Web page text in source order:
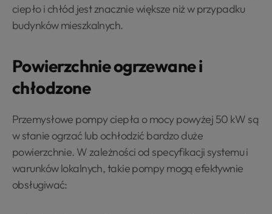
ciepło i chłód jest znacznie większe niż w przypadku
budynków mieszkalnych.
Powierzchnie ogrzewane i
chłodzone
Przemysłowe pompy ciepła o mocy powyżej 50 kW są
w stanie ogrzać lub ochłodzić bardzo duże
powierzchnie. W zależności od specyfikacji systemu i
warunków lokalnych, takie pompy mogą efektywnie
obsługiwać: